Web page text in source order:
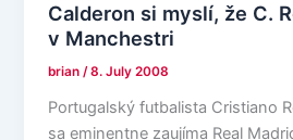
Calderon si myslí, že C.
v Manchestri
brian/8. July 2008
Portugalský futbalista Cristiano
sa eminentne zaujíma Real